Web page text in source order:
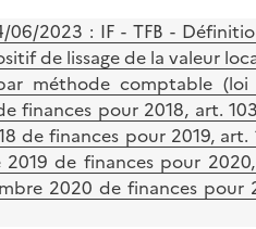
06/2023 : IF - TFB -
de lissage de la valeur
méthode comptable (loi
finances pour 2018, art.
de finances pour 2019, art.
de finances pour
2020 de finances pour